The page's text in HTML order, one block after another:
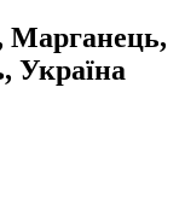
Марганець,
Україна